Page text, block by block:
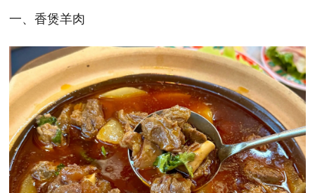
一、香煲羊肉